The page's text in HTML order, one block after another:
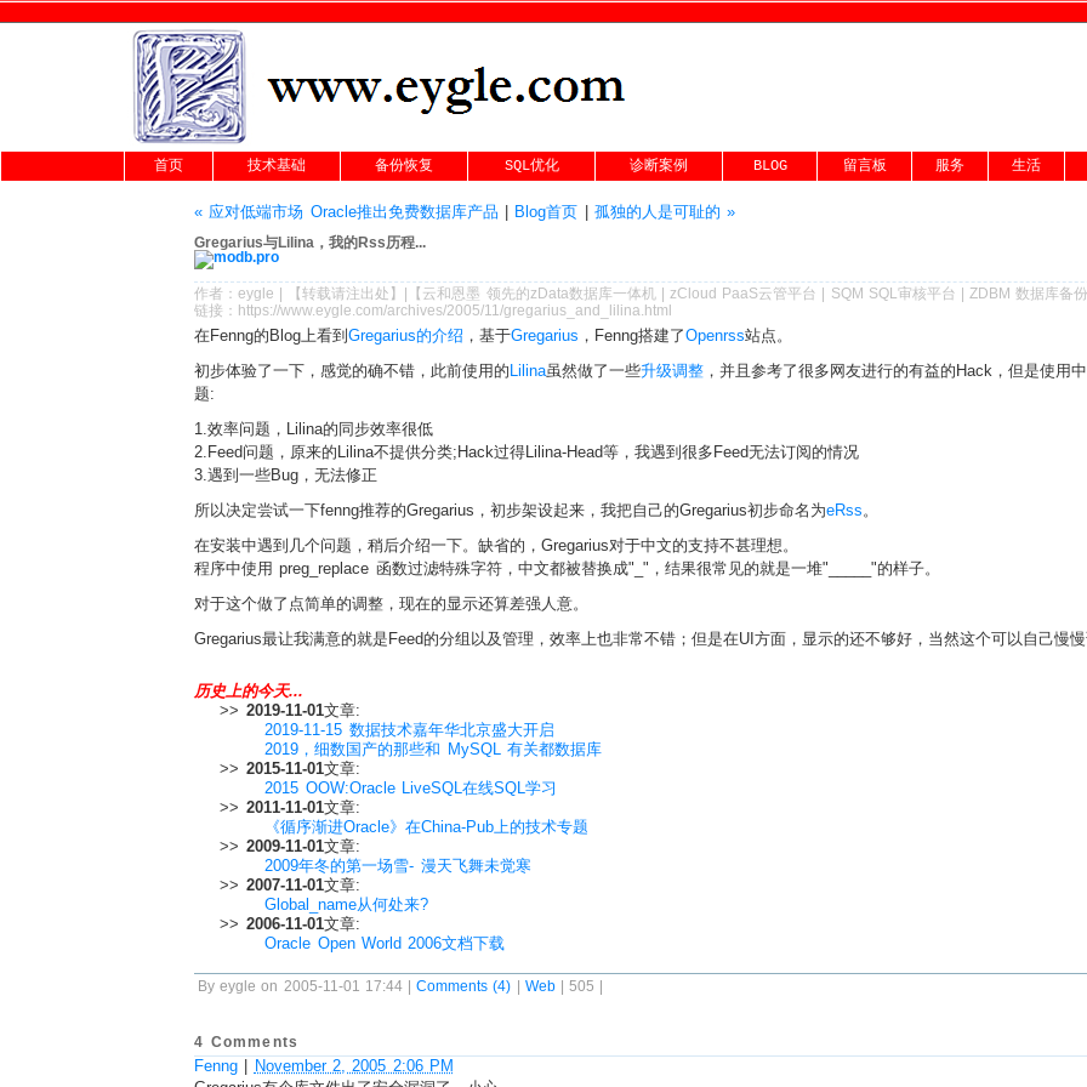
首页 技术基础 备份恢复 SQL优化 诊断案例 BLOG 留言板 服务 生活
« 应对低端市场 Oracle推出免费数据库产品 Blog首页 孤独的人是可耻的 »
Gregarius与Lilina，我的Rss历程...
作者： eygle 【转载请注出处 】|【 云和恩墨 领先的zData数据库一体机|zCloud PaaS云管平台 SQM SQL审核平台 |ZDBM 数据库备
链接： https://www.eygle.com/archives/2005/11/gregarius_and_lilina.html
在Fenng的Blog上看到Gregarius的介绍 ，基于Gregarius ，Fenng搭建了Openrss站点。
初步体验了一下，感觉的确不错，此前使用的Lilina虽然做了一些升级调整 ，并且参考了很多网友进行的有益的Hack，但是使用
题:
1.效率问题，Lilina的同步效率很低
2.Feed问题，原来的Lilina不提供分类;Hack过得Lilina-Head等，我遇到很多Feed无法订阅的情况
3.遇到一些Bug，无法修正
所以决定尝试一下fenng推荐的Gregarius，初步架设起来，我把自己的Gregarius初步命名为eRss 。
在安装中遇到几个问题，稍后介绍一下。缺省的，Gregarius对于中文的支持不甚理想。
程序中使用 preg_replace 函数过滤特殊字符，中文都被替换成"_"，结果很常见的就是一堆"_____"的样子。
对于这个做了点简单的调整，现在的显示还算差强人意。
Gregarius最让我满意的就是Feed的分组以及管理，效率上也非常不错；但是在UI方面，显示的还不够好，当然这个可以自己慢
历史上的今天...
>> 2019-11-01文章:
2019-11-15 数据技术嘉年华北京盛大开启
2019，细数国产的那些和 MySQL 有关都数据库
>> 2015-11-01文章:
2015 OOW:Oracle LiveSQL在线SQL学习
>> 2011-11-01文章:
《循序渐进Oracle》在China-Pub上的技术专题
>> 2009-11-01文章:
2009年冬的第一场雪- 漫天飞舞未觉寒
>> 2007-11-01文章:
Global_name从何处来?
>> 2006-11-01文章:
Oracle Open World 2006文档下载
By eygle on 2005-11-01 17:44 |Comments (4) | Web| 505 |
4 Comments
Fenng | November 2, 2005 2:06 PM